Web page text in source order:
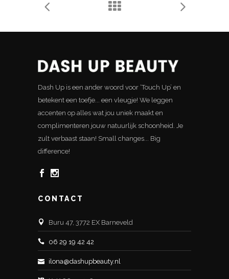
Dash Up is een ander woord voor ‘Touch Up’ en
betekent een toefje... een vleugje! We leggen
accenten op alles wat jou uniek maakt en
complimenteren jouw natuurlijk schoonheid. Je
zult verbaast staan! Small changes... Big
difference!
CONTACT
Buru 47, 3772 EX Barneveld
06 29 19 42 42
ilona@dashupbeauty.nl